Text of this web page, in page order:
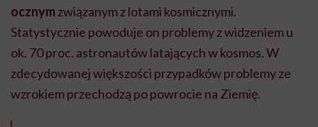
ocznym związanym z lotami kosmicznymi.
Statystycznie powoduje on problemy z widzeniem u
ok. 70 proc. astronautów latających w kosmos. W
zdecydowanej większości przypadków problemy ze
wzrokiem przechodzą po powrocie na Ziemię.